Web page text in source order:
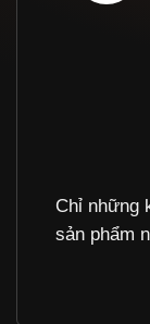
Chỉ những
sản phẩm